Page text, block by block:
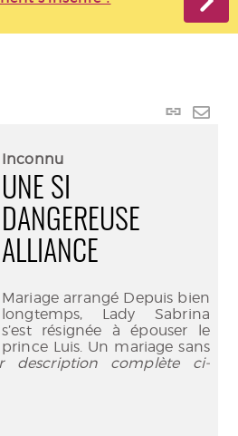
Lien
Inconnu
UNE SI
DANGEREUSE
ALLIANCE
Mariage arrangé Depuis bien
longtemps, Lady Sabrina
s’est résignée à épouser le
prince Luis. Un mariage sans
description complète ci-